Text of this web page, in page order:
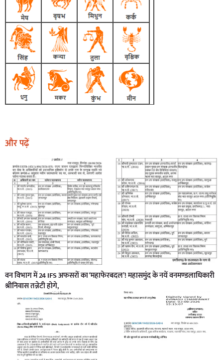
और पढ़ें
वन विभाग में 24 IFS अफसरों का ‘महाफेरबदल’! महासमुंद के नयें वनमण्डलाधिकारी
श्रीनिवास तन्नेटी होगे,